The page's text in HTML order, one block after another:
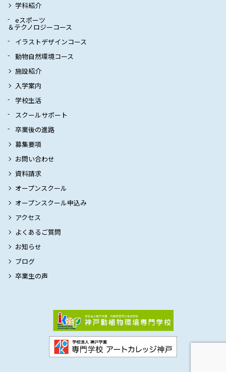
学科紹介
eスポーツ
＆テクノロジーコース
イラストデザインコース
動物自然環境コース
施設紹介
入学案内
学校生活
スクールサポート
卒業後の進路
募集要項
お問い合わせ
資料請求
オープンスクール
オープンスクール申込み
アクセス
よくあるご質問
お知らせ
ブログ
卒業生の声